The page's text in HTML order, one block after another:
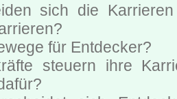
sich die
für Entdecker?
steuern ihre